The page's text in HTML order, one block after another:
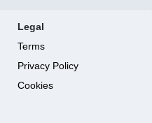
Legal
Terms
Privacy Policy
Cookies